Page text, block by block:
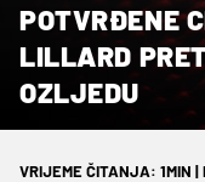
POTVRĐENE
LILLARD
OZLJEDU
VRIJEME ČITANJA: 1MIN